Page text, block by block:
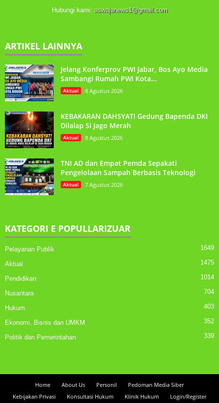
Hubungi kami: aswajanews1@gmail.com
ARTIKEL LAINNYA
Jelang Konferprov PWI Jabar, Bos Ayo Media
Sambangi Rumah PWI Kota...
Aktual 8 Agustus 2026
KEBAKARAN DAHSYAT! Gedung Bapenda DKI
Dilalap Si Jago Merah
Aktual 8 Agustus 2026
TNI AD dan Empat Pemda Sepakati
Pengelolaan Sampah Berbasis Teknologi
Aktual 7 Agustus 2026
KATEGORI E POPULLARIZUAR
Pelayanan Publik 1649
Aktual 1475
Pendidikan 1014
Nusantara 704
Hukum 403
Ekonomi, Bisnis dan UMKM 352
Politik dan Pemerintahan 339
Home About Us Personil
Pedoman Media Siber
Kebijakan Privasi
Konsultasi Hukum Klinik Hukum Login/Register